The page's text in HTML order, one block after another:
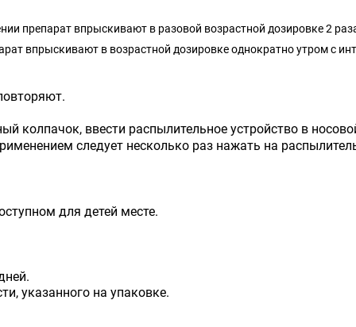
препарат впрыскивают в разовой возрастной дозировке 2
впрыскивают в возрастной дозировке однократно утром с
колпачок, ввести распылительное устройство в
следует несколько раз нажать на
для детей месте.
указанного на упаковке.